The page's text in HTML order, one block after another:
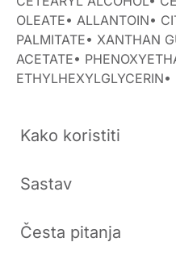
OLEATE• ALLANTOIN•
PALMITATE• XANTHAN
ACETATE•
Kako koristiti
Sastav
Česta pitanja